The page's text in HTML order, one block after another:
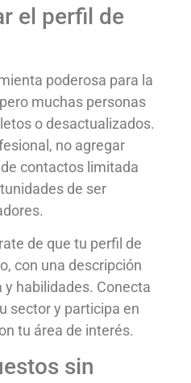
el perfil de
poderosa para la
muchas personas
o desactualizados.
no agregar
contactos limitada
de ser
de que tu perfil de
con una descripción
habilidades. Conecta
sector y participa en
tu área de interés.
sin